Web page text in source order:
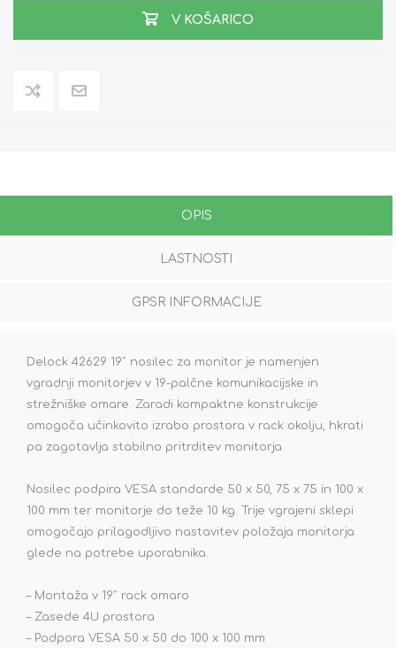
V KOŠARICO
OPIS
LASTNOSTI
GPSR INFORMACIJE
Delock 42629 19″ nosilec za monitor je namenjen
vgradnji monitorjev v 19-palčne komunikacijske in
strežniške omare. Zaradi kompaktne konstrukcije
omogoča učinkovito izrabo prostora v rack okolju, hkrati
pa zagotavlja stabilno pritrditev monitorja.
Nosilec podpira VESA standarde 50 x 50, 75 x 75 in 100 x
100 mm ter monitorje do teže 10 kg. Trije vgrajeni sklepi
omogočajo prilagodljivo nastavitev položaja monitorja
glede na potrebe uporabnika.
– Montaža v 19″ rack omaro
– Zasede 4U prostora
– Podpora VESA 50 x 50 do 100 x 100 mm